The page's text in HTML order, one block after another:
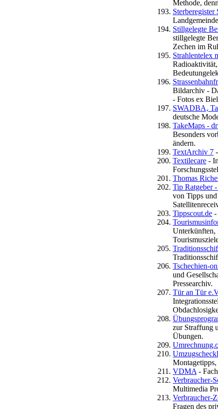
Methode,
Stillgelegte
stillgelegte
Zechen im
Strahlentelex
Bildarchiv -
- Fotos ex
SWADBA,
deutsche
TakeMaps -
Besonders
ändern.
TextArchiv 7
Textilecare -
Thomas
Tip Ratgeber
von Tipps
Tippscout.de -
Unterkünften,
Tschechien-
und
Pressearchiv.
Tür an Tür
zur Straffung
Übungen.
VDMA -
Verbraucher-
Multimedia
Verbraucher-
Fragen des